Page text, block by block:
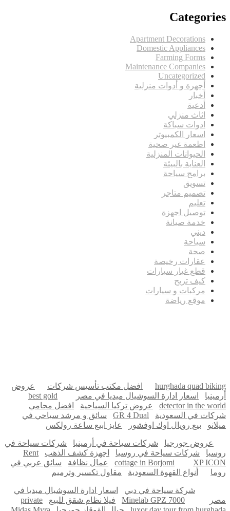
Categories
Apartment Decorations
Domestic Appliances
Farming Forms
Maintenance Companies
Uncategorized
أجهرة و أدوات منزلية
أخبار
أدعية
اثاث منزلي
ادوات سباكة
اسعار الكمبيوتر
اطعمة غير صحية
الحيوانات المنزلية
العناية بالبيئة
برامج سياحة
تسويق
تصميم متاجر
تعليم
توصيل اجهزة
خدمة صيانة
ديني
سياحة
صحة
عقارات رخيصة
قطع غيار سيارات
كيف تربح
مركبات و سيارات
موقع رياضة
hurghada quad biking افضل مكتب تأسيس شركات
عروض
أرمينيا
اسعار ادارة السوشيال ميديا في مصر
best gold
detector in the world
عروض تركيا السياحية
افضل محامي
شركات في السعودية
GR 4 Dual
سائق و مرشد سياحي في
ميلانو
بيع رويال اوك اوفشور عايز ابيع ساعة رولكس
عروض جورجيا شركات سياحة في أرمينيا
شركات سياحة في
روسيا
شركات سياحة في روسيا اجهزة كشف الذهب
Rent
cottage in Borjomi
XP ICON عمال نظافة
سائق عربي في
روما
أنواع القهوة السعودية مقاول تكسير وترميم
شركة سياحة في دبي
اسعار ادارة السوشيال ميديا في
مصر
Minelab GPZ 7000 فيلا نظام شقق للبيع
private